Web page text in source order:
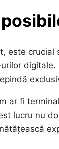
este
ar fi
lucru nu